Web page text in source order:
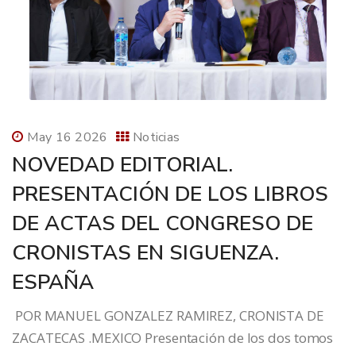
May 16 2026 Noticias
NOVEDAD EDITORIAL.
PRESENTACIÓN DE LOS LIBROS
DE ACTAS DEL CONGRESO DE
CRONISTAS EN SIGUENZA.
ESPAÑA
POR MANUEL GONZALEZ RAMIREZ, CRONISTA DE
ZACATECAS .MEXICO Presentación de los dos tomos